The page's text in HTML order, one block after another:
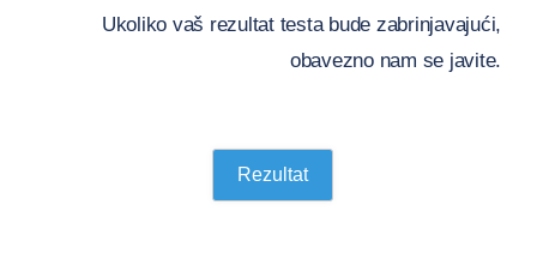
Ukoliko vaš rezultat testa bude zabrinjavajući,
obavezno nam se javite.